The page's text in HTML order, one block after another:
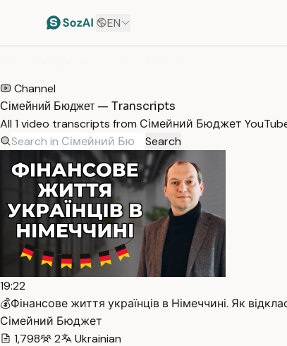
EN
Channel
Сімейний Бюджет — Transcripts
All 1 video transcripts from Сімейний Бюджет
Search
19:22
💰Фінансове життя українців в Німеччині. Як
Сімейний Бюджет
1,798
2
Ukrainian